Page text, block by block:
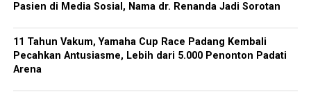
Pasien di Media Sosial, Nama dr. Renanda Jadi Sorotan
11 Tahun Vakum, Yamaha Cup Race Padang Kembali
Pecahkan Antusiasme, Lebih dari 5.000 Penonton Padati
Arena